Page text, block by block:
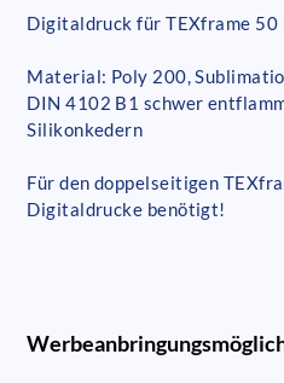
Digitaldruck für TEXframe 50
Material: Poly 200,
DIN 4102 B1 schwer
Silikonkedern
Für den doppelseitigen
Digitaldrucke benötigt!